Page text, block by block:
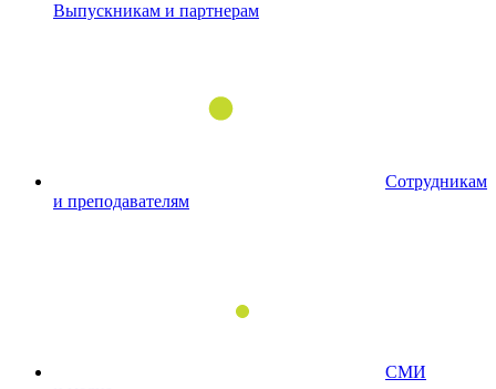
Выпускникам и партнерам
Сотрудникам
и преподавателям
СМИ